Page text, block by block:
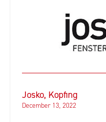
Josko, Kopfing
December 13, 2022